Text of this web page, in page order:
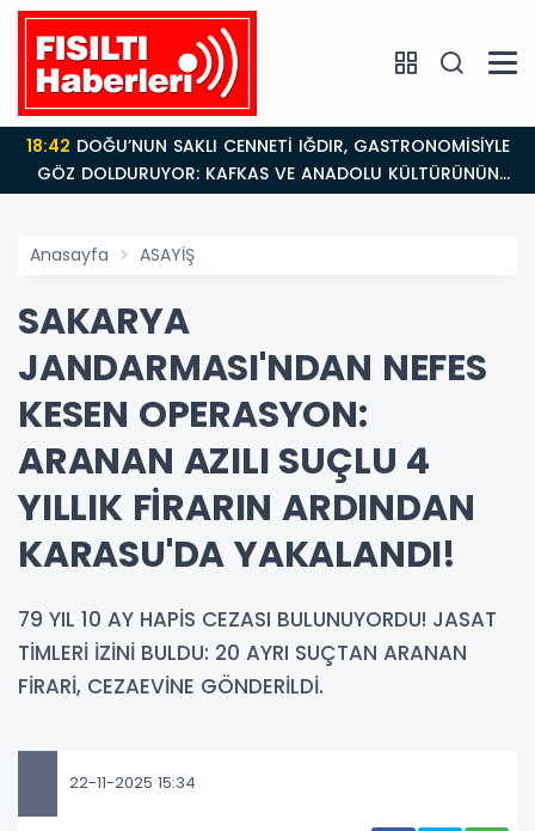
18:42
GÖZ DOLDURUYOR: KAFKAS VE ANADOLU KÜLTÜRÜNÜN
BULUŞMA NOKTASI
Anasayfa ASAYİŞ
SAKARYA
JANDARMASI'NDAN NEFES
KESEN OPERASYON:
ARANAN AZILI SUÇLU 4
YILLIK FİRARIN ARDINDAN
KARASU'DA YAKALANDI!
79 YIL 10 AY HAPİS CEZASI BULUNUYORDU! JASAT
TİMLERİ İZİNİ BULDU: 20 AYRI SUÇTAN ARANAN
FİRARİ, CEZAEVİNE GÖNDERİLDİ.
22-11-2025 15:34